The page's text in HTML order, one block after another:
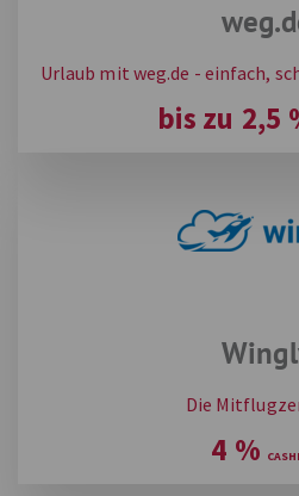
Urlaub mit weg.de - einfach,
bis zu 2,5
Die
4 %